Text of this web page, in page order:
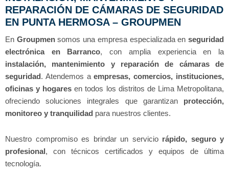
REPARACIÓN DE CÁMARAS DE SEGURIDAD
EN PUNTA HERMOSA – GROUPMEN
En Groupmensomos una empresa especializada enseguridad
electrónica en Barranco, con amplia experiencia en la
instalación, mantenimiento y reparación de cámaras de
seguridad. Atendemos aempresas, comercios, instituciones,
oficinas y hogares en todos los distritos de Lima Metropolitana,
ofreciendo soluciones integrales que garantizan protección,
monitoreo y tranquilidad para nuestros clientes.
Nuestro compromiso es brindar un servicio rápido, seguro y
profesional, con técnicos certificados y equipos de última
tecnología.